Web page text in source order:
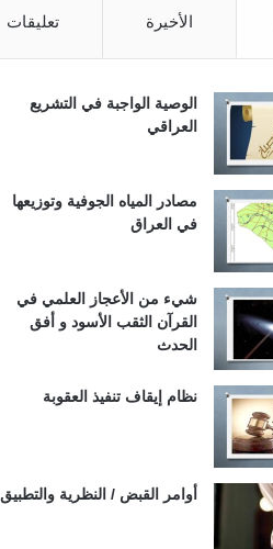
الأخيرة تعليقات
الوصية الواجبة في التشريع
العراقي
مصادر المياه الجوفية وتوزيعها
في العراق
شيء من الأعجاز العلمي في
القرآن الثقب الأسود و أفق
الحدث
نظام إيقاف تنفيذ العقوبة
أوامر القبض / النظرية والتطبيق